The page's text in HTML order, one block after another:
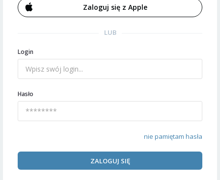
Zaloguj się z Apple
LUB
Login
Hasło
nie pamiętam hasła
ZALOGUJ SIĘ